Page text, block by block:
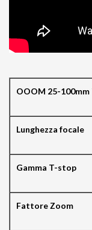
OOOM 25-100mm
Lunghezza focale
Gamma T-stop
Fattore Zoom